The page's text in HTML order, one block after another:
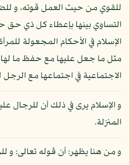
للقوي من حيث العمل قوته، و
التساوي بينها بإعطاء كل ذي
الإسلام في الأحكام المجعولة
مثل ما جعل عليها مع حفظ ما لها
الاجتماعية في اجتماعها مع الرجل
و الإسلام يرى في ذلك أن للرجال
المنزلة.
و من هنا يظهر: أن قوله تعالى: و